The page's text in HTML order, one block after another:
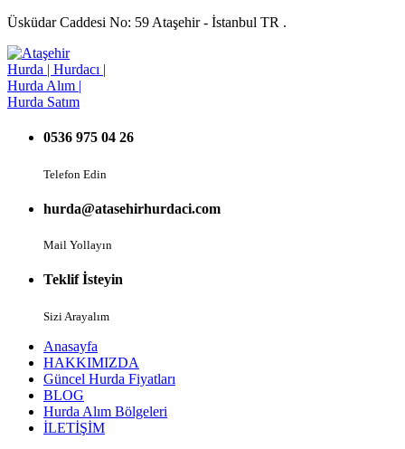
Üsküdar Caddesi No: 59 Ataşehir - İstanbul TR .
0536 975 04 26
Telefon Edin
hurda@atasehirhurdaci.com
Mail Yollayın
Teklif İsteyin
Sizi Arayalım
Anasayfa
HAKKIMIZDA
Güncel Hurda Fiyatları
BLOG
Hurda Alım Bölgeleri
İLETİŞİM